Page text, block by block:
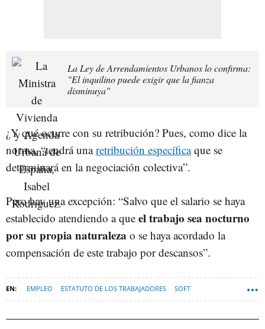
La Ley de Arrendamientos Urbanos lo confirma:
"El inquilino puede exigir que la fianza
disminuya"
¿Y qué ocurre con su retribución? Pues, como dice la
norma, “tendrá unaretribución específicaque se
determinará en la negociación colectiva”.
Pero hay una excepción: “Salvo que el salario se haya
establecido atendiendo a que el trabajo sea nocturno
por su propia naturaleza o se haya acordado la
compensación de este trabajo por descansos”.
EMPLEO ESTATUTO DE LOS TRABAJADORES SOFT